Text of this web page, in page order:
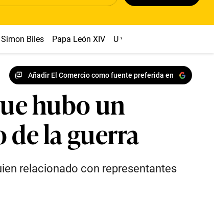
Simon Biles Papa León XIV U vs Cristal
Añadir El Comercio como fuente preferida en
hubo un
la guerra
relacionado con representantes